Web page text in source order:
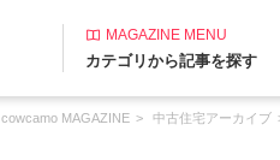
MAGAZINE MENU
カテゴリから記事を探す
cowcamo MAGAZINE 中古住宅アーカイブ